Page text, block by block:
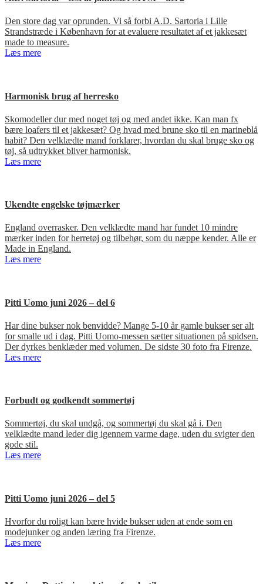
Den store dag var oprunden. Vi så forbi A.D. Sartoria i Lille
Strandstræde i København for at evaluere resultatet af et jakkesæt
made to measure.
Læs mere
Harmonisk brug af herresko
Skomodeller dur med noget tøj og med andet ikke. Kan man fx
bære loafers til et jakkesæt? Og hvad med brune sko til en marineblå
habit? Den velklædte mand forklarer, hvordan du skal bruge sko og
tøj, så udtrykket bliver harmonisk.
Læs mere
Ukendte engelske tøjmærker
England overrasker. Den velklædte mand har fundet 10 mindre
mærker inden for herretøj og tilbehør, som du næppe kender. Alle er
Made in England.
Læs mere
Pitti Uomo juni 2026 – del 6
Har dine bukser nok benvidde? Mange 5-10 år gamle bukser ser alt
for smalle ud i dag. Pitti Uomo-messen sætter situationen på spidsen.
Der dyrkes benklæder med volumen. De sidste 30 foto fra Firenze.
Læs mere
Forbudt og godkendt sommertøj
Sommertøj, du skal undgå, og sommertøj du skal gå i. Den
velklædte mand leder dig igennem varme dage, uden du svigter den
gode stil.
Læs mere
Pitti Uomo juni 2026 – del 5
Hvorfor du roligt kan bære hvide bukser uden at ende som en
modejunker og anden læring fra Firenze.
Læs mere